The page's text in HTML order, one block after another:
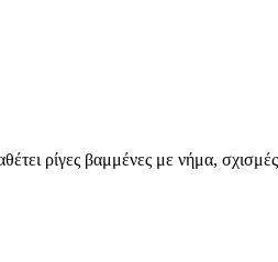
ρίγες βαμμένες με νήμα,